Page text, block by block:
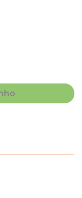
Textura e